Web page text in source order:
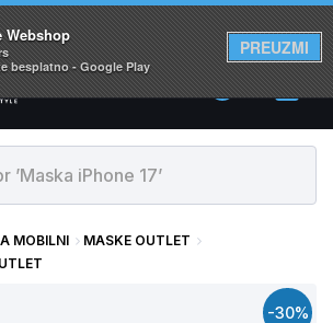
Webshop
besplatno - Google Play
PREUZMI
su na lageru. Slanje istog dana!
0
MOBILNI
MASKE OUTLET
-30%